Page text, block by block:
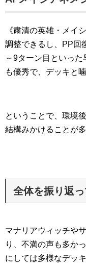
《粛清の英雄・メイ
調整できるし、PP回
～9ターン目といっ
も優秀で、デッキと
ということで、環境
結構みかけることが
全体を振り返
マナリアウィッチや
り、不満の声も多か
にしては多様なデッ